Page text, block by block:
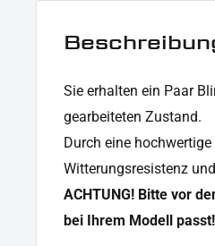
Sie erhalten ein Paar
gearbeiteten Zustand.
Durch eine
Witterungsresistenz
ACHTUNG! Bitte vor
bei Ihrem Modell passt!